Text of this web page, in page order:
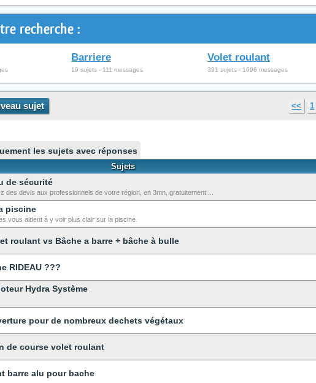
recherche :
Barriere
19 sujets - 111 messages
Volet roulant
391 sujets - 1696 messages
sujet << 1
les sujets avec réponses
Sujets
de sécurité
des devis aux professionnels de votre région, en 3mn, gratuitement ...
piscine
vous aident à y voir plus clair sur la piscine.
roulant vs Bâche a barre + bâche à bulle
RIDEAU ???
Hydra Système
pour de nombreux dechets végétaux
de course volet roulant
barre alu pour bache